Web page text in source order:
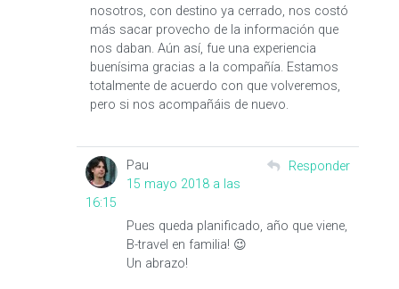
nosotros, con destino ya cerrado, nos costó
más sacar provecho de la información que
nos daban. Aún así, fue una experiencia
buenísima gracias a la compañía. Estamos
totalmente de acuerdo con que volveremos,
pero si nos acompañáis de nuevo.
Pau
15 mayo 2018 a las
16:15
Responder
Pues queda planificado, año que viene,
B-travel en familia! 😉
Un abrazo!